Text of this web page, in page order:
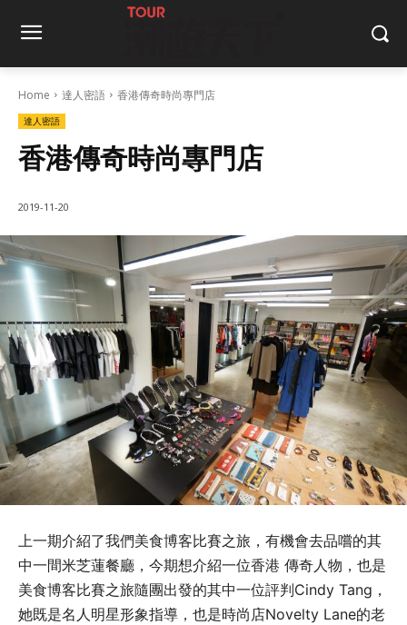
Home 達人密語 香港傳奇時尚專門店
達人密語
香港傳奇時尚專門店
2019-11-20
上一期介紹了我們美食博客比賽之旅，有機會去品嚐的其
中一間米芝蓮餐廳，今期想介紹一位香港 傳奇人物，也是
美食博客比賽之旅隨團出發的其中一位評判Cindy Tang，
她既是名人明星形象指導，也是時尚店Novelty Lane的老